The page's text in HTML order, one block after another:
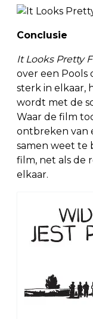
Conclusie
It Looks Pretty
over een Pools
sterk in elkaar,
wordt met de
Waar de film
ontbreken van
samen weet te
film, net als de
elkaar.